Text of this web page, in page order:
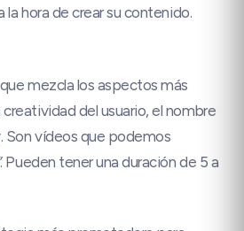
la hora de crear su contenido.
mezcla los aspectos más
del usuario, el nombre
Son vídeos que podemos
. Pueden tener una duración de 5 a